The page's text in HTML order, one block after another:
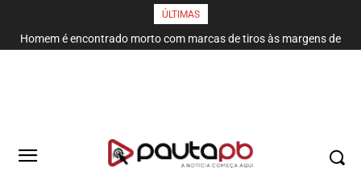
ÚLTIMAS
Homem é encontrado morto com marcas de tiros às margens de
rodovia em Campina Grande